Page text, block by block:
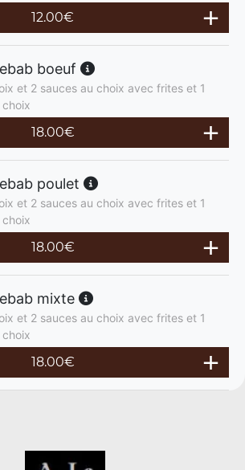
12.00€
boeuf
et 2 sauces au choix avec frites et 1
18.00€
poulet
et 2 sauces au choix avec frites et 1
18.00€
mixte
et 2 sauces au choix avec frites et 1
18.00€